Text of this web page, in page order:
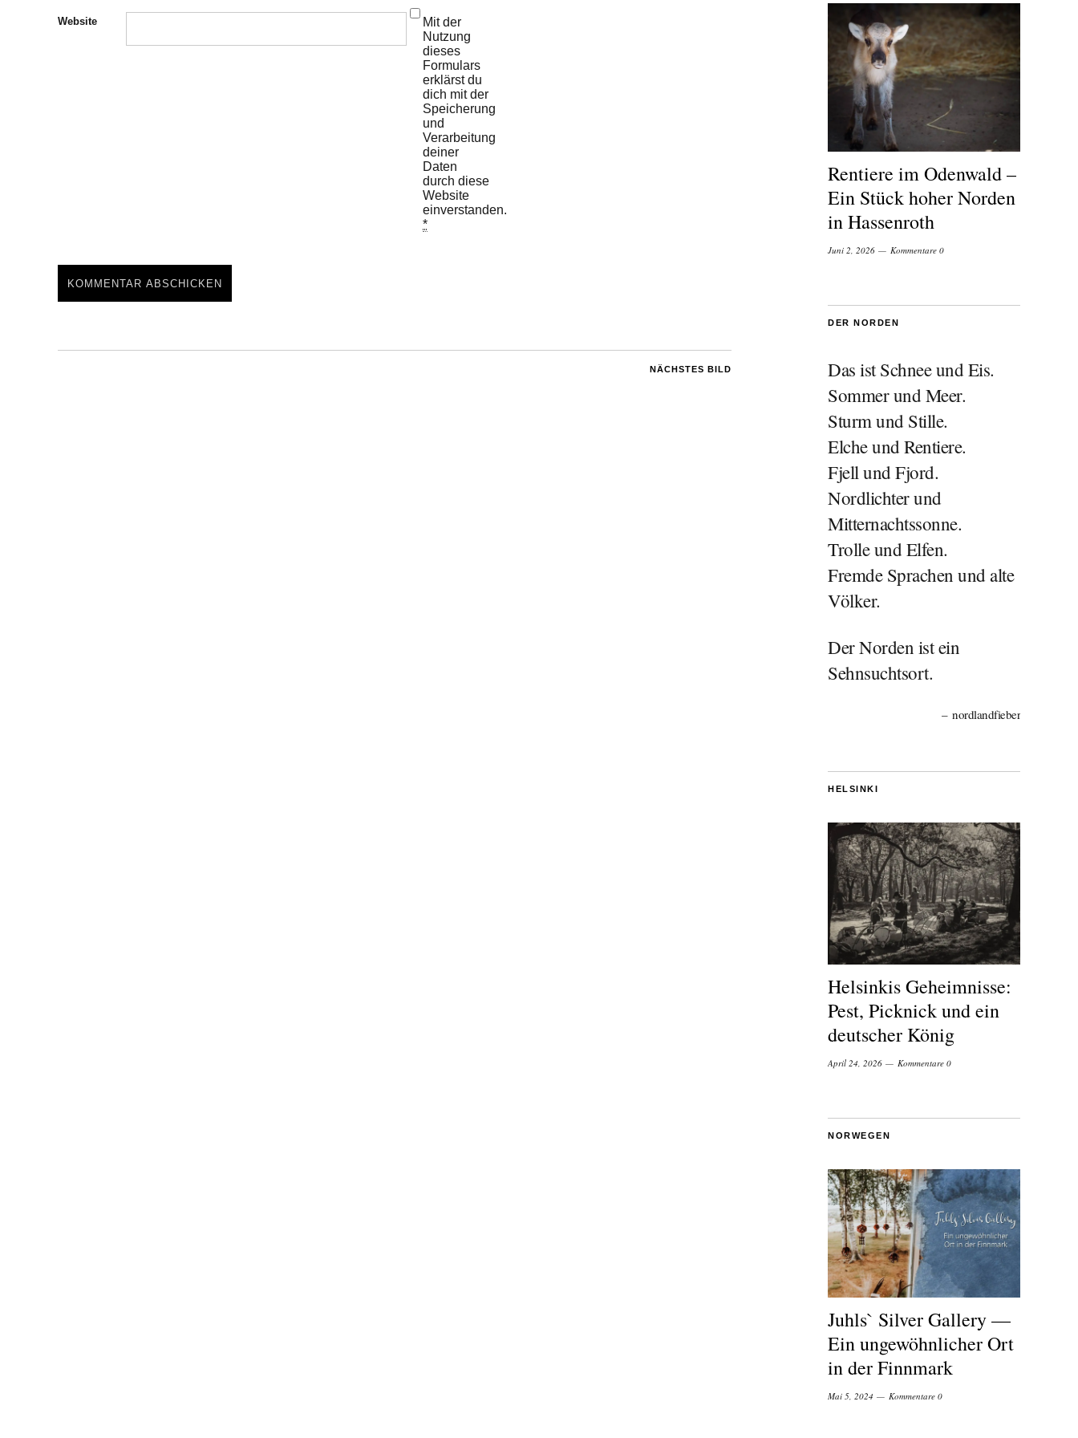
Website
Mit der
Nutzung
dieses
Formulars
erklärst du
dich mit der
Speicherung
und
Verarbeitung
deiner
Daten
durch diese
Website
einverstanden.
*
NÄCHSTES BILD
Rentiere im Odenwald –
Ein Stück hoher Norden
in Hassenroth
Juni 2, 2026 Kommentare 0
DER NORDEN
Das ist Schnee und Eis.
Sommer und Meer.
Sturm und Stille.
Elche und Rentiere.
Fjell und Fjord.
Nordlichter und
Mitternachtssonne.
Trolle und Elfen.
Fremde Sprachen und alte
Völker.
Der Norden ist ein
Sehnsuchtsort.
nordlandfieber
HELSINKI
Helsinkis Geheimnisse:
Pest, Picknick und ein
deutscher König
April 24, 2026 Kommentare 0
NORWEGEN
Juhls` Silver Gallery —
Ein ungewöhnlicher Ort
in der Finnmark
Mai 5, 2024 Kommentare 0